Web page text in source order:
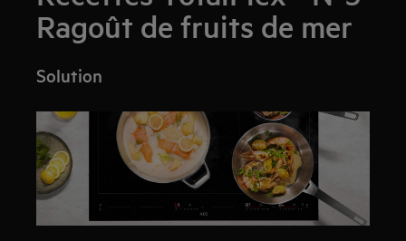
Ragoût de fruits de mer
Solution